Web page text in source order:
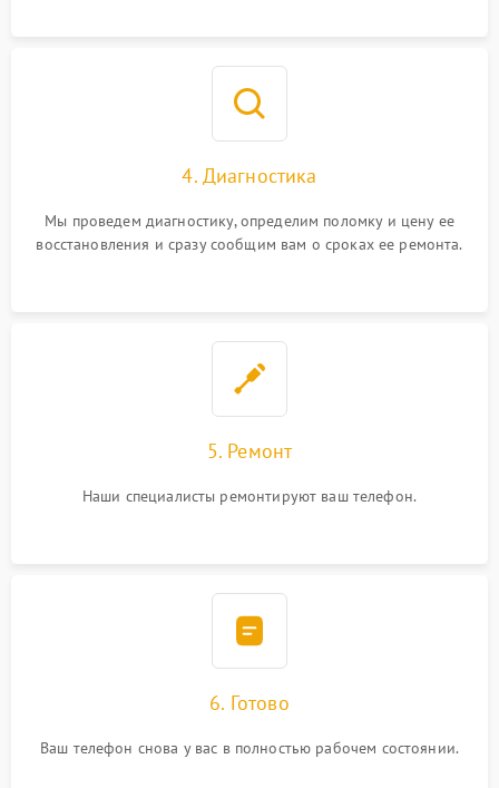
4. Диагностика
Мы проведем диагностику, определим поломку и цену ее
восстановления и сразу сообщим вам о сроках ее ремонта.
5. Ремонт
Наши специалисты ремонтируют ваш телефон.
6. Готово
Ваш телефон снова у вас в полностью рабочем состоянии.